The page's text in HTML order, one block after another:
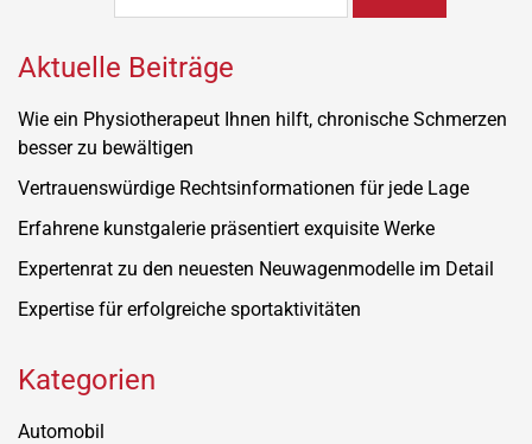
Aktuelle Beiträge
Wie ein Physiotherapeut Ihnen hilft, chronische Schmerzen
besser zu bewältigen
Vertrauenswürdige Rechtsinformationen für jede Lage
Erfahrene kunstgalerie präsentiert exquisite Werke
Expertenrat zu den neuesten Neuwagenmodelle im Detail
Expertise für erfolgreiche sportaktivitäten
Kategorien
Automobil